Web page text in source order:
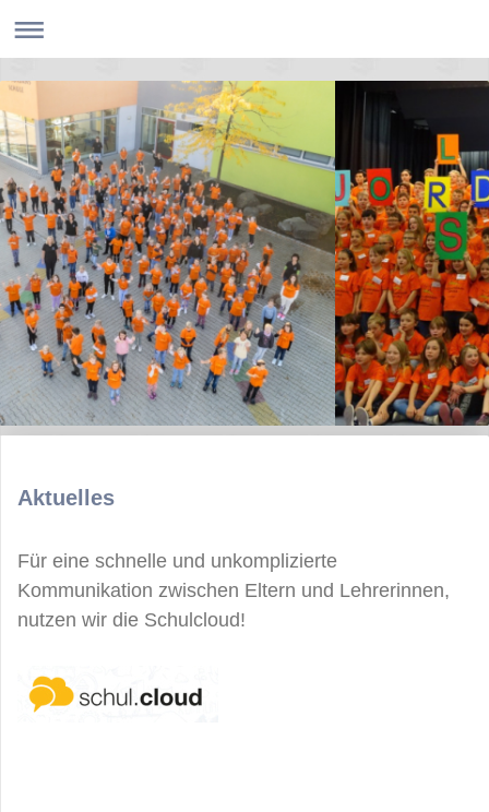
Aktuelles
Für eine schnelle und unkomplizierte
Kommunikation zwischen Eltern und Lehrerinnen,
nutzen wir die Schulcloud!